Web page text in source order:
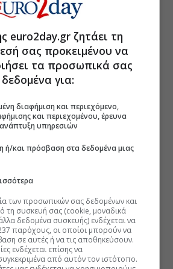
euro2day.gr ζητάει τη
σας προκειμένου να
τα προσωπικά σας
δεδομένα για:
διαφήμιση και περιεχόμενο,
και περιεχομένου, έρευνα
υπηρεσιών
ή/και πρόσβαση στα δεδομένα μιας
των προσωπικών σας δεδομένων και
τη συσκευή σας (cookie, μοναδικά
δεδομένα συσκευής) ενδέχεται να
παρόχους, οι οποίοι μπορούν να
σε αυτές ή να τις αποθηκεύσουν.
ενδέχεται επίσης να
από αυτόν τον ιστότοπο.